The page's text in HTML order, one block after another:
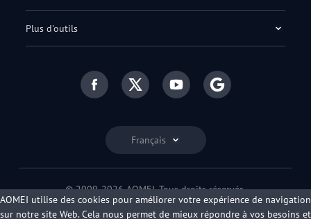
Français
Plus d'outils
© 2009-2026 AOMEI. Tous droits réservés.
Politique de confidentialité|Conditions d'utilisation
AOMEI utilise des cookies pour améliorer votre expérience de navigation
sur notre site Web. Cela nous permet de mieux répondre à vos besoins et